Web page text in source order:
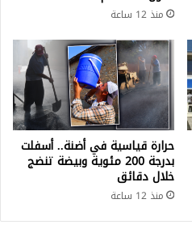
منذ 12 ساعة
حرارة قياسية في أضنة.. أسفلت
بدرجة 200 مئوية وبيضة تنضج
خلال دقائق
منذ 12 ساعة